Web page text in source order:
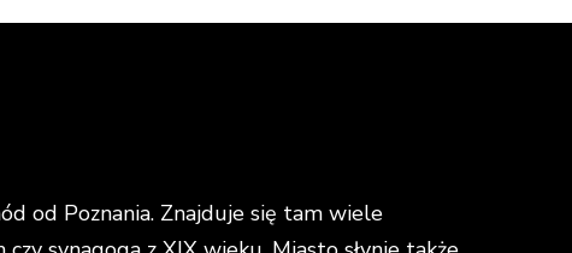
od Poznania. Znajduje się tam wiele